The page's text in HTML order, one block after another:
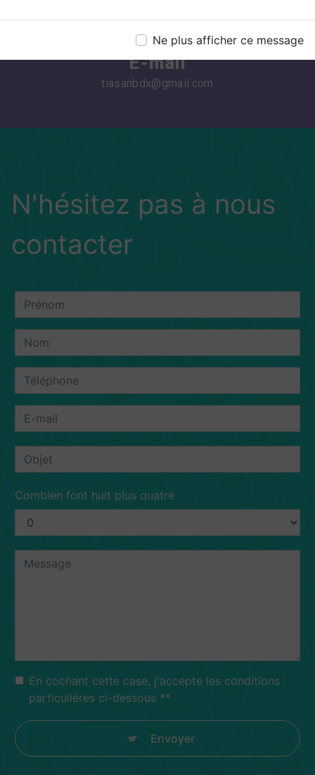
Ne plus afficher ce message
E-mail
tiasanbdx@gmail.com
N'hésitez pas à nous
contacter
Combien font huit plus quatre
En cochant cette case, j'accepte les conditions
particulières ci-dessous **
Envoyer